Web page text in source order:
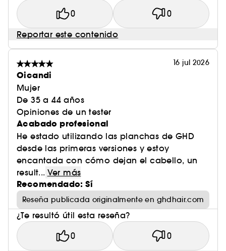
(1)frente a una plancha calentada a 230°C.
(2)frente al cabello natural.
0 0
Reportar este contenido
16 jul 2026
Oicandi
Mujer
De 35 a 44 años
Opiniones de un tester
Acabado profesional
He estado utilizando las planchas de GHD
desde las primeras versiones y estoy
encantada con cómo dejan el cabello, un
result... Ver más
Recomendado: Sí
Reseña publicada originalmente en ghdhair.com
¿Te resultó útil esta reseña?
0 0